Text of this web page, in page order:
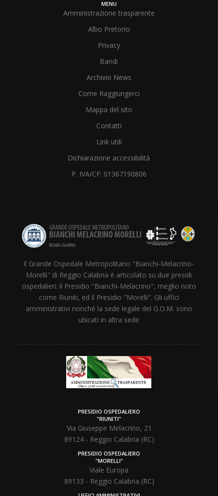
MENU
Amministrazione trasparente
Albo Pretorio
Privacy
Bandi
Archivio News
Come Raggiungerci
Mappa del sito
Contatti
Link utili
Dichiarazione accessibilità
P. IVA/CF: 01367190806
Il Grande Ospedale Metropolitano "Bianchi-Melacrino-
Morelli" di Reggio Calabria è articolato su due presidi
ospedalieri: il Presidio "Bianchi-Melacrino", meglio noto
come Riuniti, ed il Presidio "Morelli". Gli uffici
amministrativi nonché la sede legale del G.O.M. sono
ubicati in altra sede
PRESIDIO OSPEDALIERO
"RIUNITI"
Via Giuseppe Melacrino, 21
89124 - Reggio Calabria (RC)
PRESIDIO OSPEDALIERO
"MORELLI"
Viale Europa
89133 - Reggio Calabria (RC)